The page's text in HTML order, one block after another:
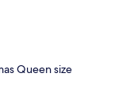
Queen size